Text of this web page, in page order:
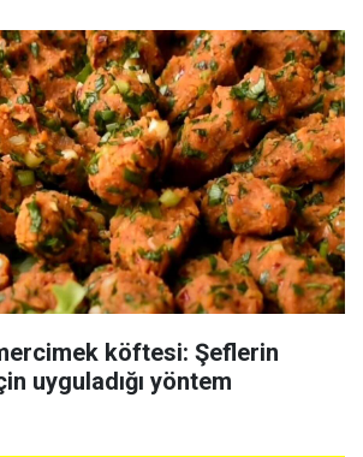
köftesi: Şeflerin
uyguladığı yöntem